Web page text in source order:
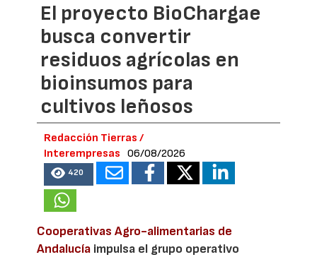
El proyecto BioChargae
busca convertir
residuos agrícolas en
bioinsumos para
cultivos leñosos
Redacción Tierras /
Interempresas
06/08/2026
420
Cooperativas Agro-alimentarias de
Andalucía impulsa el grupo operativo